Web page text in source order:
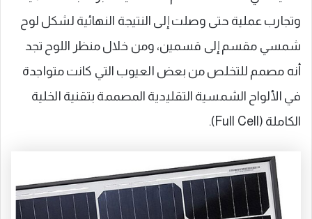
وتجارب عملية حتى وصلت إلى النتيجة النهائية لشكل لوح
شمسي مقسم إلى قسمين، ومن خلال منظر اللوح تجد
أنه مصمم للتخلص من بعض العيوب التي كانت متواجدة
في الألواح الشمسية التقليدية المصممة بتقنية الخلية
الكاملة (Full Cell).